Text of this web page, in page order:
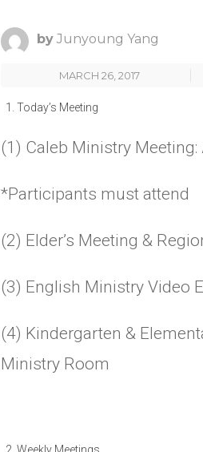
by Junyoung Yang
MARCH 26, 2017
Today’s Meeting
(1) Caleb Ministry
*Participants must attend
(2) Elder’s Meeting &
(3) English Ministry Video
(4) Kindergarten &
Ministry Room